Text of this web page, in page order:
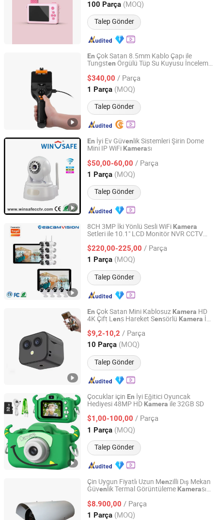
100 Parça (MOQ)
Talep Gönder
Guangdong, China Fiyat 2022
En Çok Satan 8.5mm Kablo Çapı ile
Tungsten Örgülü Tüp Su Kuyusu İnceleme
$340,00 / Parça
1 Parça (MOQ)
Talep Gönder
Henan Monma Machinery Equipment Co., Ltd.
Henan, China Fiyat 2021
En İyi Ev Güven lik Sistemleri Şirin Dome
Mini IP WiFi Kamerası
$50,00-60,00 / Parça
1 Parça (MOQ)
Talep Gönder
Shenzhen Winsafe Technology Co., Ltd.
Guangdong, China Fiyat 2013
8CH 3MP İki Yönlü Sesli WiFi Kamera
Setleri ile 10.1" LCD Monitör NVR CCTV
WiFi SetleriEnİyi Kablosuz IP
$220,00-225,00 / Parça
1 Parça (MOQ)
Talep Gönder
Veacam Electronics Co., Ltd
Guangdong, China Fiyat 2023
En Çok Satan Mini Kablosuz Kamera HD
4K Çift Lens Hareket Sensörlü Kamera İki
$9,2-10,2 / Parça
10 Parça (MOQ)
Talep Gönder
Yueqing Winston Electric Co., Ltd.
Zhejiang, China Fiyat 2011
Çocuklar için En İyi Eğitici Oyuncak
Hediyesi 48MP HD Kamera ile 32GB SD
$1,00-100,00 / Parça
1 Parça (MOQ)
Talep Gönder
Shenzhen KidsMind Manufacturing Technology Co., Ltd.
Guangdong, China Fiyat 2026
Çin Uygun Fiyatlı Uzun Menzilli Dış Mekan
Güven lik Termal Görüntüleme Kamerası
$8.900,00 / Parça
1 Parça (MOQ)
Shandong Sheenrun Optics & Electronics Co., Ltd.
Shandong, China Fiyat 2010